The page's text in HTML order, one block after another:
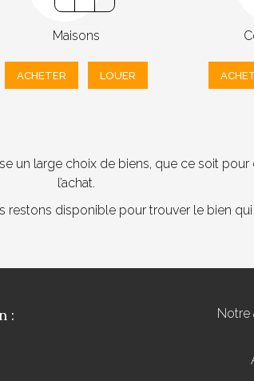
Maisons
ACHETER LOUER
un large choix de biens, que ce soit
l’achat.
restons disponible pour trouver le bien
:
Notre